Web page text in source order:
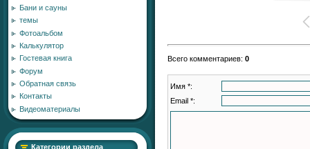
Бани и сауны
темы
Фотоальбом
Калькулятор
Гостевая книга
Форум
Обратная связь
Контакты
Видеоматериалы
Категории раздела
Всего комментариев: 0
Имя *:
Email *: